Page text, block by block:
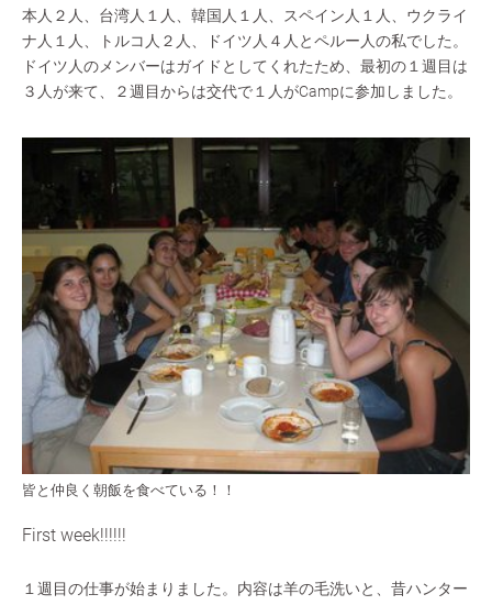
本人２人、台湾人１人、韓国人１人、スペイン人１人、ウクライ
ナ人１人、トルコ人２人、ドイツ人４人とペルー人の私でした。
ドイツ人のメンバーはガイドとしてくれたため、最初の１週目は
３人が来て、２週目からは交代で１人がCampに参加しました。
皆と仲良く朝飯を食べている！！
First week!!!!!!
１週目の仕事が始まりました。内容は羊の毛洗いと、昔ハンター